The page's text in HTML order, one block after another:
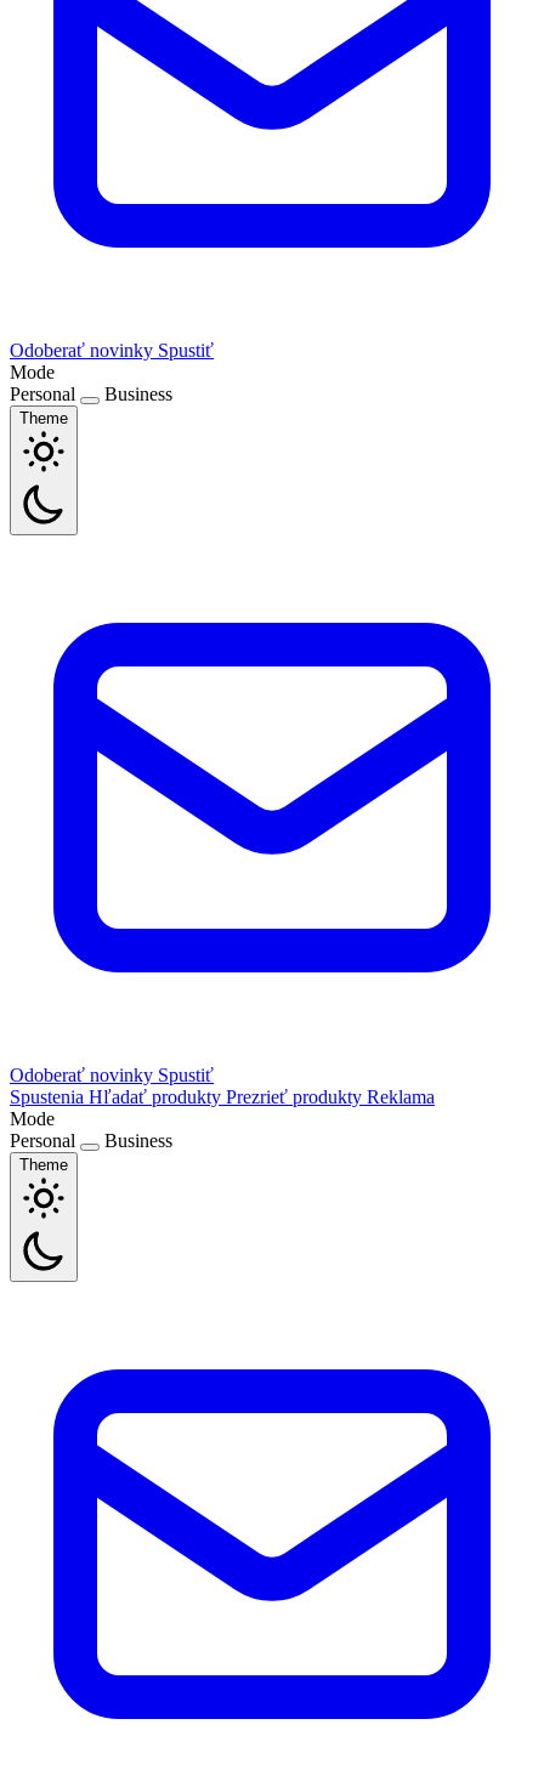
Odoberať novinky Spustiť
Mode
Personal
Business
Theme
Odoberať novinky Spustiť
Spustenia Hľadať produkty Prezrieť produkty Reklama
Mode
Personal
Business
Theme